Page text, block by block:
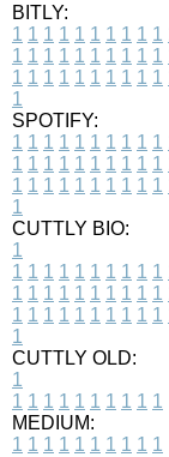
BITLY:
1 1 1 1 1 1 1 1 1 1
1 1 1 1 1 1 1 1 1 1
1 1 1 1 1 1 1 1 1 1
1
SPOTIFY:
1 1 1 1 1 1 1 1 1 1
1 1 1 1 1 1 1 1 1 1
1 1 1 1 1 1 1 1 1 1
1
CUTTLY BIO:
1
1 1 1 1 1 1 1 1 1 1
1 1 1 1 1 1 1 1 1 1
1 1 1 1 1 1 1 1 1 1
1
CUTTLY OLD:
1
1 1 1 1 1 1 1 1 1 1
MEDIUM:
1 1 1 1 1 1 1 1 1 1